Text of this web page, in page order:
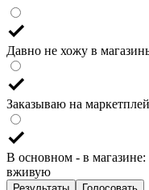
Давно не хожу в
Заказываю на
В основном - в
вживую